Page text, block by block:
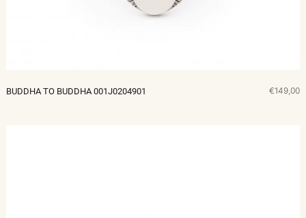
BUDDHA TO BUDDHA 001J0204901 €149,00